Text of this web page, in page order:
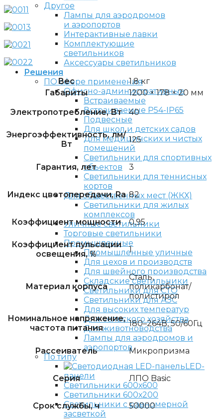
Другое
Лампы для аэродромов
и аэропортов
Интерактивные лавки
Комплектующие
светильников
Аксессуары светильников
Решения
ПО сфере применения
Офисно-административные
Встраиваемые
Встраиваемые P54-IP65
Подвесные
Для школ и детских садов
Для медицинских и чистых
помещений
Светильники для спортивных
объектов
Светильники для теннисных
кортов
Для общественных мест (ЖКХ)
Светильники для жилых
комплексов
Уличные светильники
Торговые светильники
Промышленные
Промышленные уличные
Для цехов и производств
Для швейного производства
Складские светильники
Светильники для СТО
Светильники для АЗС
Для высоких температур
Для сельского хозяйства
Для животноводства
Лампы для аэродромов и
аэропортов
По типу
LED-
панели
Светильники 600х600
Светильники 600х200
Светильники с равномерной
засветкой
Вес
1.8 кг
Габариты
1200 × 178 × 20 мм
Электропотребление, Вт 40
Энергоэффективность, лм/
Вт
125
Гарантия, лет 3
Индекс цветопередачи, Ra 82
Коэффициент мощности 0,95
Коэффициент пульсации
освещения, %
1
Материал корпуса
Сталь,
поликарбонат/
полистирол
Номинальное напряжение,
частота питания
180–264В, 50/60Гц
Рассеиватель Микропризма
Серия ЛПО Basic
Срок службы, ч 50000